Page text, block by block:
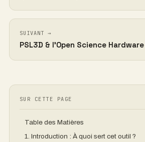
SUIVANT →
PSL3D & l’Open Science Hardware
SUR CETTE PAGE
Table des Matières
1. Introduction : À quoi sert cet outil ?